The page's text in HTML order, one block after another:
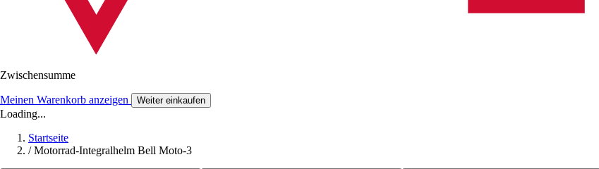
Zwischensumme
Meinen Warenkorb anzeigen Weiter einkaufen
Loading...
Startseite
/ Motorrad-Integralhelm Bell Moto-3